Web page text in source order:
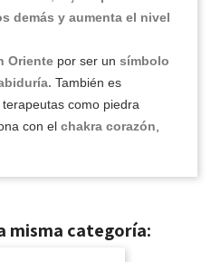
demás y aumenta el nivel
Oriente por ser un símbolo
También es
como piedra
con el chakra corazón
misma categoría: